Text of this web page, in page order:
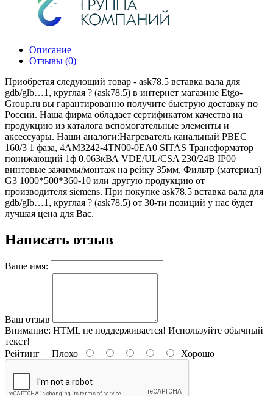
Описание
Отзывы (0)
Приобретая следующий товар - ask78.5 вставка вала для
gdb/glb…1, круглая ? (ask78.5) в интернет магазине Etgo-
Group.ru вы гарантированно получите быструю доставку по
России. Наша фирма обладает сертификатом качества на
продукцию из каталога вспомогательные элементы и
аксессуары. Наши аналоги:Нагреватель канальный PBEC
160/3 1 фаза, 4AM3242-4TN00-0EA0 SITAS Трансформатор
понижающий 1ф 0.063кВА VDE/UL/CSA 230/24В IP00
винтовые зажимы/монтаж на рейку 35мм, Фильтр (материал)
G3 1000*500*360-10 или другую продукцию от
производителя siemens. При покупке ask78.5 вставка вала для
gdb/glb…1, круглая ? (ask78.5) от 30-ти позиций у нас будет
лучшая цена для Вас.
Написать отзыв
Ваше имя:
Ваш отзыв
Внимание: HTML не поддерживается! Используйте обычный
текст!
Рейтинг Плохо Хорошо